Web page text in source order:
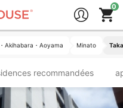
Akihabara・Aoyama Minato
recommandées